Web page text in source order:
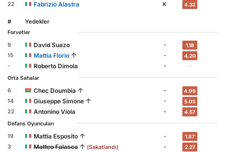
22
Fabrizio Alastra K 4.32
# Yedekler
Forvetler
9
David Suazo - 1.18
15 Mattia Florio ↑ - 4.20
- Roberto Dimola -
-
Orta Sahalar
6
Chec Doumbia ↑ - 4.99
14 Giuseppe Simone ↑ - 5.05
22 Antonino Viola - 4.57
Defans Oyuncuları
19
Mattia Esposito ↑ - 1.87
3 Matteo Falasca ↑ (Sakatlandı) - 2.27